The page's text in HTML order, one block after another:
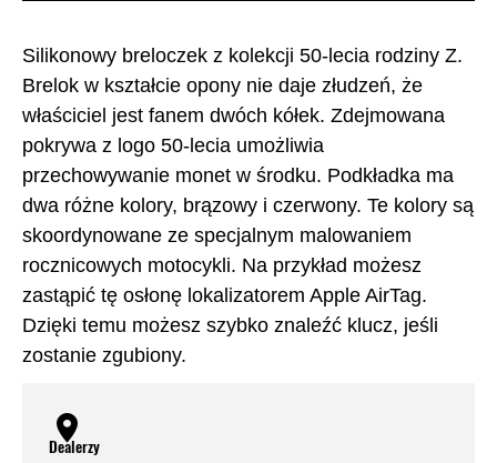
Silikonowy breloczek z kolekcji 50-lecia rodziny Z.
Brelok w kształcie opony nie daje złudzeń, że
właściciel jest fanem dwóch kółek. Zdejmowana
pokrywa z logo 50-lecia umożliwia
przechowywanie monet w środku. Podkładka ma
dwa różne kolory, brązowy i czerwony. Te kolory są
skoordynowane ze specjalnym malowaniem
rocznicowych motocykli. Na przykład możesz
zastąpić tę osłonę lokalizatorem Apple AirTag.
Dzięki temu możesz szybko znaleźć klucz, jeśli
zostanie zgubiony.
Dealerzy